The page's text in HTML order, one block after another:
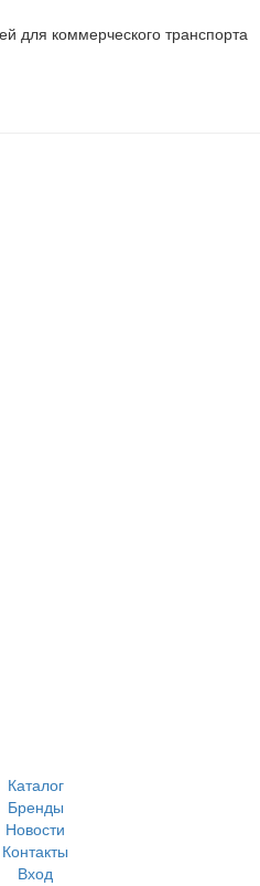
для коммерческого транспорта
Каталог
Бренды
Новости
Контакты
Вход